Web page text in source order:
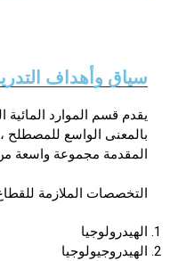
نماذج
ميثاق الأداب
سياق وأهداف
يقدم قسم الموارد
بالمعنى الواسع
المقدمة مجموعة واسعة
التخصصات الملازمة
الهيدرولوجيا
الهيدروجيولوجيا